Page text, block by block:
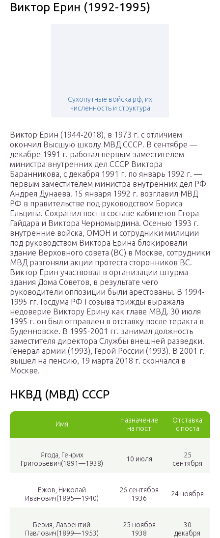
Виктор Ерин (1992-1995)
Сухопутные войска рф, их
численность и структура
Виктор Ерин (1944-2018), в 1973 г. с отличием
окончил Высшую школу МВД СССР. В сентябре —
декабре 1991 г. работал первым заместителем
министра внутренних дел СССР Виктора
Баранникова, с декабря 1991 г. по январь 1992 г. —
первым заместителем министра внутренних дел РФ
Андрея Дунаева. 15 января 1992 г. возглавил МВД
РФ в правительстве под руководством Бориса
Ельцина. Сохранил пост в составе кабинетов Егора
Гайдара и Виктора Черномырдина. Осенью 1993 г.
внутренние войска, ОМОН и сотрудники милиции
под руководством Виктора Ерина блокировали
здание Верховного совета (ВС) в Москве, сотрудники
МВД разгоняли акции протеста сторонников ВС.
Виктор Ерин участвовал в организации штурма
здания Дома Советов, в результате чего
руководители оппозиции были арестованы. В 1994-
1995 гг. Госдума РФ I созыва трижды выражала
недоверие Виктору Ерину как главе МВД. 30 июля
1995 г. он был отправлен в отставку после теракта в
Буденновске. В 1995-2001 гг. занимал должность
заместителя директора Службы внешней разведки.
Генерал армии (1993), Герой России (1993). В 2001 г.
вышел на пенсию, 19 марта 2018 г. скончался в
Москве.
НКВД (МВД) СССР
Имя
Назначение
на пост
Отставка
с поста
Ягода, Генрих
Григорьевич(1891—1938)
10 июля
25
сентября
Ежов, Николай
Иванович(1895—1940)
26 сентября
1936
24 ноября
Берия, Лаврентий
Павлович(1899—1953)
25 ноября
1938
30
декабря